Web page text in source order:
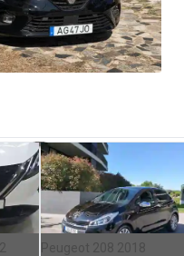
Peugeot 208 2018